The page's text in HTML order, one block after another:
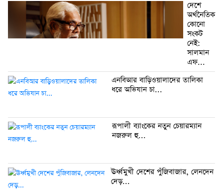
দেশে
অর্থনৈতিক
কোনো
সংকট
নেই:
সালমান
এফ...
এনবিআর বাড়িওয়ালাদের তালিকা
ধরে অভিযান চা...
রূপালী ব্যাংকের নতুন চেয়ারম্যান
নজরুল হু...
ঊর্ধ্বমুখী দেশের পুঁজিবাজার, লেনদেন
দেড়...